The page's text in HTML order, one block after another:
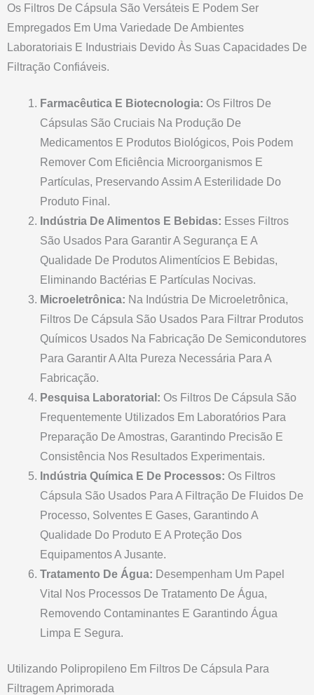
Os Filtros De Cápsula São Versáteis E Podem Ser
Empregados Em Uma Variedade De Ambientes
Laboratoriais E Industriais Devido Às Suas Capacidades De
Filtração Confiáveis.
Farmacêutica E Biotecnologia: Os Filtros De
Cápsulas São Cruciais Na Produção De
Medicamentos E Produtos Biológicos, Pois Podem
Remover Com Eficiência Microorganismos E
Partículas, Preservando Assim A Esterilidade Do
Produto Final.
Indústria De Alimentos E Bebidas: Esses Filtros
São Usados Para Garantir A Segurança E A
Qualidade De Produtos Alimentícios E Bebidas,
Eliminando Bactérias E Partículas Nocivas.
Microeletrônica: Na Indústria De Microeletrônica,
Filtros De Cápsula São Usados Para Filtrar Produtos
Químicos Usados Na Fabricação De Semicondutores
Para Garantir A Alta Pureza Necessária Para A
Fabricação.
Pesquisa Laboratorial: Os Filtros De Cápsula São
Frequentemente Utilizados Em Laboratórios Para
Preparação De Amostras, Garantindo Precisão E
Consistência Nos Resultados Experimentais.
Indústria Química E De Processos: Os Filtros
Cápsula São Usados Para A Filtração De Fluidos De
Processo, Solventes E Gases, Garantindo A
Qualidade Do Produto E A Proteção Dos
Equipamentos A Jusante.
Tratamento De Água: Desempenham Um Papel
Vital Nos Processos De Tratamento De Água,
Removendo Contaminantes E Garantindo Água
Limpa E Segura.
Utilizando Polipropileno Em Filtros De Cápsula Para
Filtragem Aprimorada